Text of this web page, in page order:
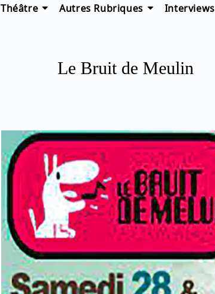
Théâtre Autres Rubriques Interviews
Le Bruit de Meulin